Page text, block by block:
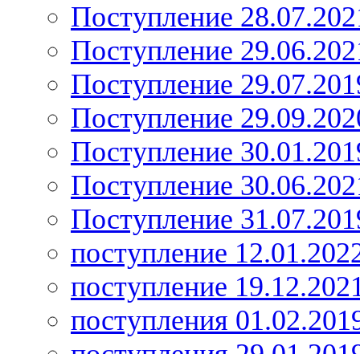
Поступление
Поступление
Поступление
Поступление
Поступление
Поступление
Поступление
поступление
поступление
поступления